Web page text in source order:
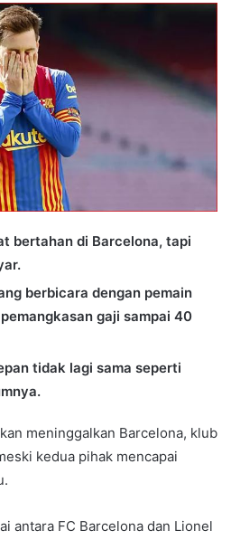
bertahan di Barcelona, tapi
berbicara dengan pemain
gaji sampai 40
tidak lagi sama seperti
meninggalkan Barcelona, klub
kedua pihak mencapai
antara FC Barcelona dan Lionel